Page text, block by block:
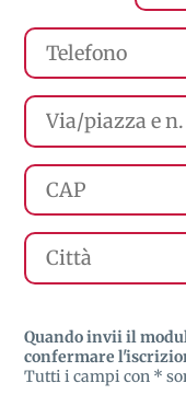
Quando invii il
confermare
Tutti i campi con *